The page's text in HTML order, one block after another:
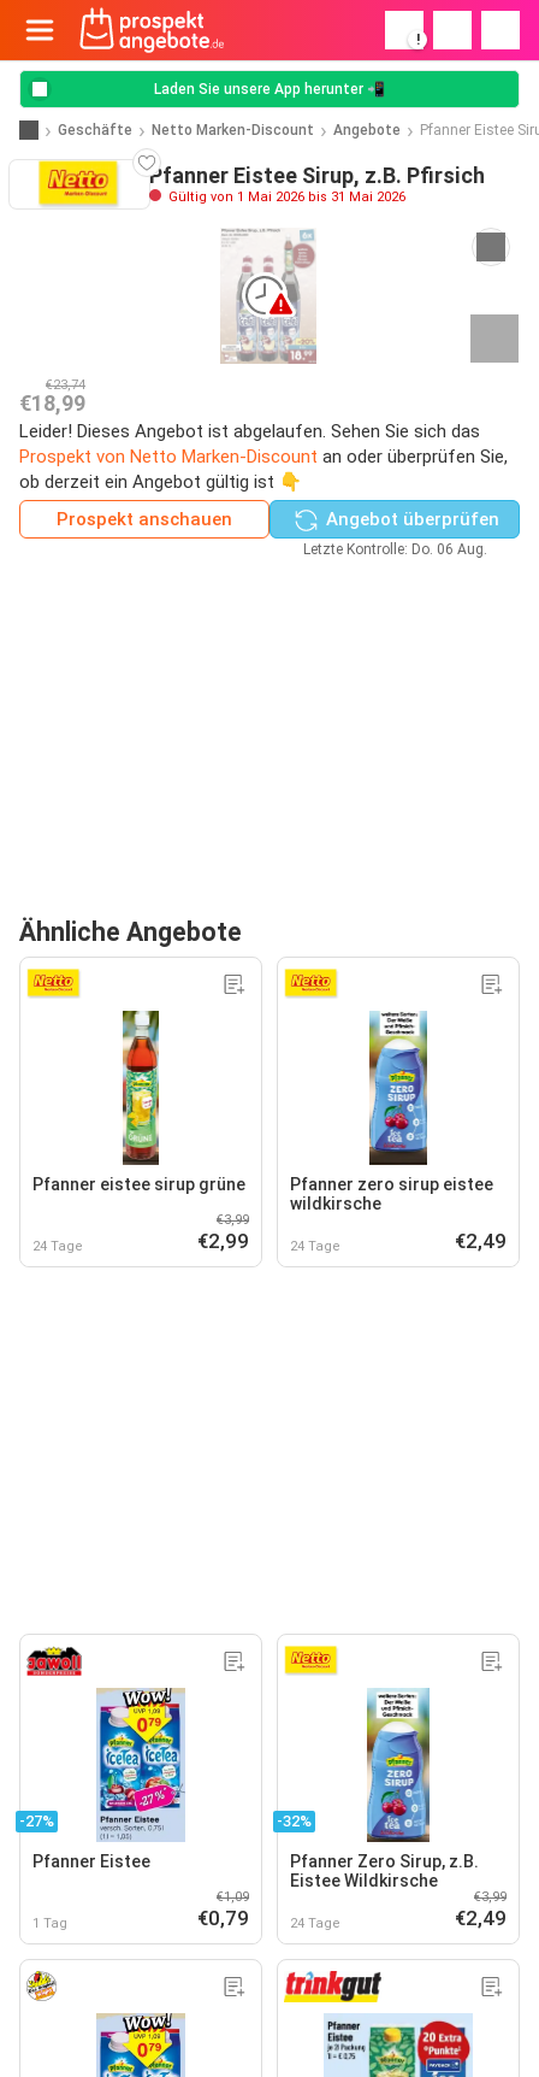
!
Laden Sie unsere App herunter 📲
Geschäfte Netto Marken-Discount Angebote Pfanner Eistee
Pfanner Eistee Sirup, z.B. Pfirsich
Gültig von 1 Mai 2026 bis 31 Mai 2026
€23,74
€18,99
Leider! Dieses Angebot ist abgelaufen. Sehen Sie sich das
Prospekt von Netto Marken-Discount an oder überprüfen Sie,
ob derzeit ein Angebot gültig ist 👇
Prospekt anschauen
Angebot überprüfen
Letzte Kontrolle: Do. 06 Aug.
Ähnliche Angebote
Pfanner eistee sirup grüne
24 Tage
€3,99
€2,99
Pfanner zero sirup eistee
wildkirsche
24 Tage €2,49
-27%
Pfanner Eistee
1 Tag
€1,09
€0,79
-32%
Pfanner Zero Sirup, z.B.
Eistee Wildkirsche
24 Tage
€3,99
€2,49